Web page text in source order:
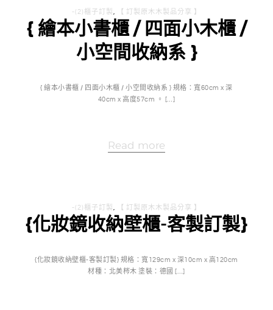
-(2)櫃子訂製, 【 訂製原木木製品分享 】
{ 繪本小書櫃 / 四面小木櫃 /
小空間收納系 }
{ 繪本小書櫃 / 四面小木櫃 / 小空間收納系 } 規格：寬60cm x 深
40cm x 高度57cm 。 […]
Read more
-(2)櫃子訂製, 【 訂製原木木製品分享 】
{化妝鏡收納壁櫃-客製訂製}
{化妝鏡收納壁櫃-客製訂製} 規格：寬129cm x 深10cm x 高120cm
材種：北美梣木 塗裝：德國 […]